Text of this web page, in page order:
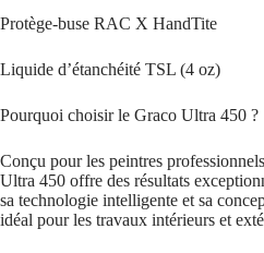
Protège-buse RAC X HandTite
Liquide d’étanchéité TSL (4 oz)
Pourquoi choisir le Graco Ultra 450 ?
Conçu pour les peintres
Ultra 450 offre des résultats
sa technologie intelligente et sa
idéal pour les travaux intérieurs et